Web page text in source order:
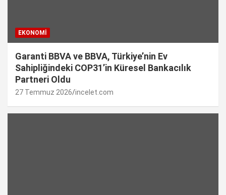
EKONOMI
Garanti BBVA ve BBVA, Türkiye’nin Ev
Sahipliğindeki COP31’in Küresel Bankacılık
Partneri Oldu
27 Temmuz 2026 incelet.com